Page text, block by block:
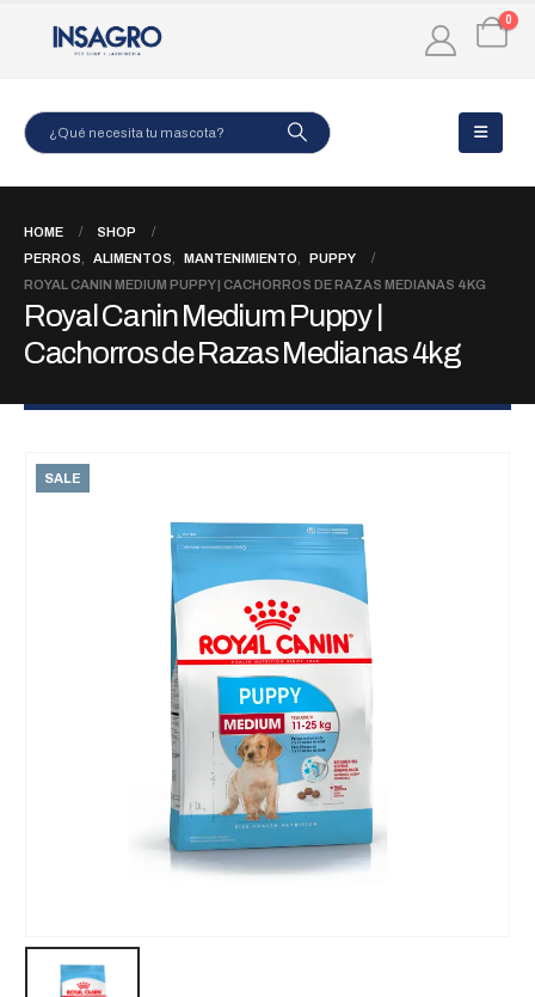
0
HOME
SHOP
PERROS
ALIMENTOS MANTENIMIENTO
PUPPY
ROYAL CANIN MEDIUM PUPPY | CACHORROS DE RAZAS MEDIANAS 4KG
Royal Canin Medium Puppy |
Cachorros de Razas Medianas 4kg
SALE